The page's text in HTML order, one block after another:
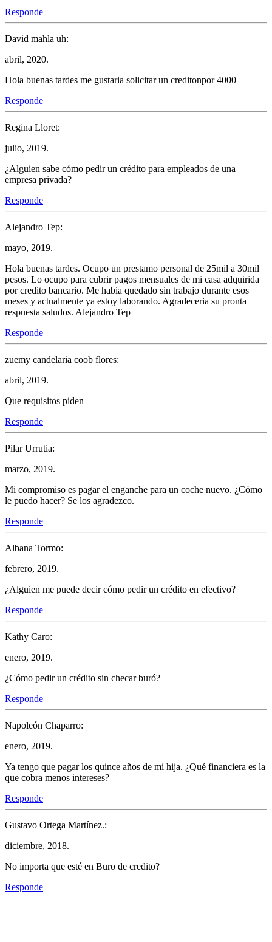
Responde
David mahla uh:
abril, 2020.
Hola buenas tardes me gustaria solicitar un creditonpor 4000
Responde
Regina Lloret:
julio, 2019.
¿Alguien sabe cómo pedir un crédito para empleados de una
empresa privada?
Responde
Alejandro Tep:
mayo, 2019.
Hola buenas tardes. Ocupo un prestamo personal de 25mil a 30mil
pesos. Lo ocupo para cubrir pagos mensuales de mi casa adquirida
por credito bancario. Me habia quedado sin trabajo durante esos
meses y actualmente ya estoy laborando. Agradeceria su pronta
respuesta saludos. Alejandro Tep
Responde
zuemy candelaria coob flores:
abril, 2019.
Que requisitos piden
Responde
Pilar Urrutia:
marzo, 2019.
Mi compromiso es pagar el enganche para un coche nuevo. ¿Cómo
le puedo hacer? Se los agradezco.
Responde
Albana Tormo:
febrero, 2019.
¿Alguien me puede decir cómo pedir un crédito en efectivo?
Responde
Kathy Caro:
enero, 2019.
¿Cómo pedir un crédito sin checar buró?
Responde
Napoleón Chaparro:
enero, 2019.
Ya tengo que pagar los quince años de mi hija. ¿Qué financiera es la
que cobra menos intereses?
Responde
Gustavo Ortega Martínez.:
diciembre, 2018.
No importa que esté en Buro de credito?
Responde